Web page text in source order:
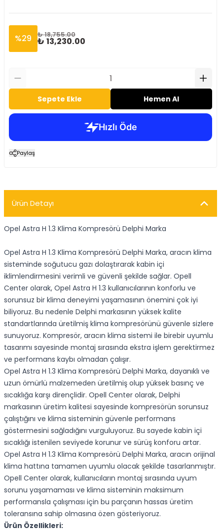
%29 ₺ 18,755.00
₺ 13,230.00
Sepete Ekle Hemen Al
Paylaş
Ürün Detayı
Opel Astra H 1.3 Klima Kompresörü Delphi Marka
Opel Astra H 1.3 Klima Kompresörü Delphi Marka, aracın klima
sisteminde soğutucu gazı dolaştırarak kabin içi
iklimlendirmesini verimli ve güvenli şekilde sağlar. Opell
Center olarak, Opel Astra H 1.3 kullanıcılarının konforlu ve
sorunsuz bir klima deneyimi yaşamasının önemini çok iyi
biliyoruz. Bu nedenle Delphi markasının yüksek kalite
standartlarında üretilmiş klima kompresörünü güvenle sizlere
sunuyoruz. Kompresör, aracın klima sistemi ile birebir uyumlu
tasarımı sayesinde montaj sırasında ekstra işlem gerektirmez
ve performans kaybı olmadan çalışır.
Opel Astra H 1.3 Klima Kompresörü Delphi Marka, dayanıklı ve
uzun ömürlü malzemeden üretilmiş olup yüksek basınç ve
sıcaklığa karşı dirençlidir. Opell Center olarak, Delphi
markasının üretim kalitesi sayesinde kompresörün sorunsuz
çalıştığını ve klima sisteminin güvenle performans
göstermesini sağladığını vurguluyoruz. Bu sayede kabin içi
sıcaklığı istenilen seviyede korunur ve sürüş konforu artar.
Opel Astra H 1.3 Klima Kompresörü Delphi Marka, aracın orijinal
klima hattına tamamen uyumlu olacak şekilde tasarlanmıştır.
Opell Center olarak, kullanıcıların montaj sırasında uyum
sorunu yaşamaması ve klima sisteminin maksimum
performansla çalışması için bu parçanın hassas üretim
toleransına sahip olmasına özen gösteriyoruz.
Ürün Özellikleri: